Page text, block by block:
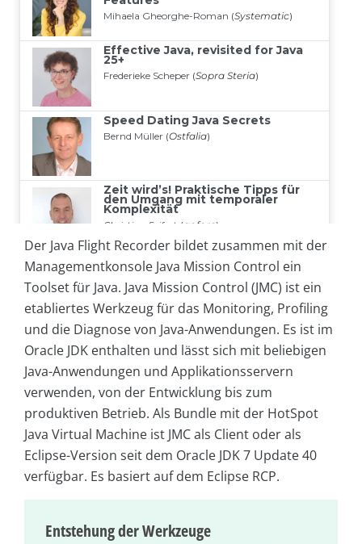
Der Java Flight Recorder bildet zusammen mit der
Managementkonsole Java Mission Control ein
Toolset für Java. Java Mission Control (JMC) ist ein
etabliertes Werkzeug für das Monitoring, Profiling
und die Diagnose von Java-Anwendungen. Es ist im
Oracle JDK enthalten und lässt sich mit beliebigen
Java-Anwendungen und Applikationsservern
verwenden, von der Entwicklung bis zum
produktiven Betrieb. Als Bundle mit der HotSpot
Java Virtual Machine ist JMC als Client oder als
Eclipse-Version seit dem Oracle JDK 7 Update 40
verfügbar. Es basiert auf dem Eclipse RCP.
Entstehung der Werkzeuge